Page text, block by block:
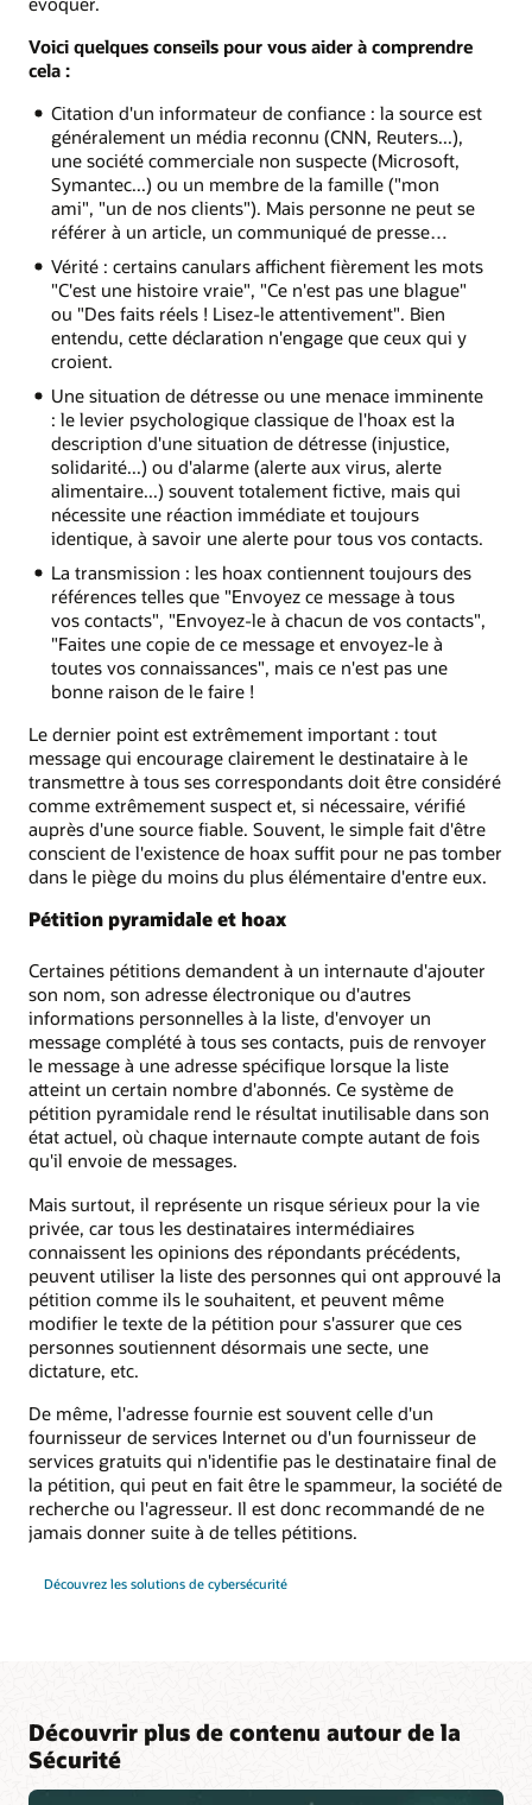
Voici quelques conseils pour vous aider à comprendre
cela :
Citation d'un informateur de confiance : la source est
généralement un média reconnu (CNN, Reuters...),
une société commerciale non suspecte (Microsoft,
Symantec...) ou un membre de la famille ("mon
ami", "un de nos clients"). Mais personne ne peut se
référer à un article, un communiqué de presse…
Vérité : certains canulars affichent fièrement les mots
"C'est une histoire vraie", "Ce n'est pas une blague"
ou "Des faits réels ! Lisez-le attentivement". Bien
entendu, cette déclaration n'engage que ceux qui y
croient.
Une situation de détresse ou une menace imminente
: le levier psychologique classique de l'hoax est la
description d'une situation de détresse (injustice,
solidarité...) ou d'alarme (alerte aux virus, alerte
alimentaire...) souvent totalement fictive, mais qui
nécessite une réaction immédiate et toujours
identique, à savoir une alerte pour tous vos contacts.
La transmission : les hoax contiennent toujours des
références telles que "Envoyez ce message à tous
vos contacts", "Envoyez-le à chacun de vos contacts",
"Faites une copie de ce message et envoyez-le à
toutes vos connaissances", mais ce n'est pas une
bonne raison de le faire !
Le dernier point est extrêmement important : tout
message qui encourage clairement le destinataire à le
transmettre à tous ses correspondants doit être considéré
comme extrêmement suspect et, si nécessaire, vérifié
auprès d'une source fiable. Souvent, le simple fait d'être
conscient de l'existence de hoax suffit pour ne pas tomber
dans le piège du moins du plus élémentaire d'entre eux.
Pétition pyramidale et hoax
Certaines pétitions demandent à un internaute d'ajouter
son nom, son adresse électronique ou d'autres
informations personnelles à la liste, d'envoyer un
message complété à tous ses contacts, puis de renvoyer
le message à une adresse spécifique lorsque la liste
atteint un certain nombre d'abonnés. Ce système de
pétition pyramidale rend le résultat inutilisable dans son
état actuel, où chaque internaute compte autant de fois
qu'il envoie de messages.
Mais surtout, il représente un risque sérieux pour la vie
privée, car tous les destinataires intermédiaires
connaissent les opinions des répondants précédents,
peuvent utiliser la liste des personnes qui ont approuvé la
pétition comme ils le souhaitent, et peuvent même
modifier le texte de la pétition pour s'assurer que ces
personnes soutiennent désormais une secte, une
dictature, etc.
De même, l'adresse fournie est souvent celle d'un
fournisseur de services Internet ou d'un fournisseur de
services gratuits qui n'identifie pas le destinataire final de
la pétition, qui peut en fait être le spammeur, la société de
recherche ou l'agresseur. Il est donc recommandé de ne
jamais donner suite à de telles pétitions.
Découvrez les solutions de cybersécurité
Découvrir plus de contenu autour de la
Sécurité